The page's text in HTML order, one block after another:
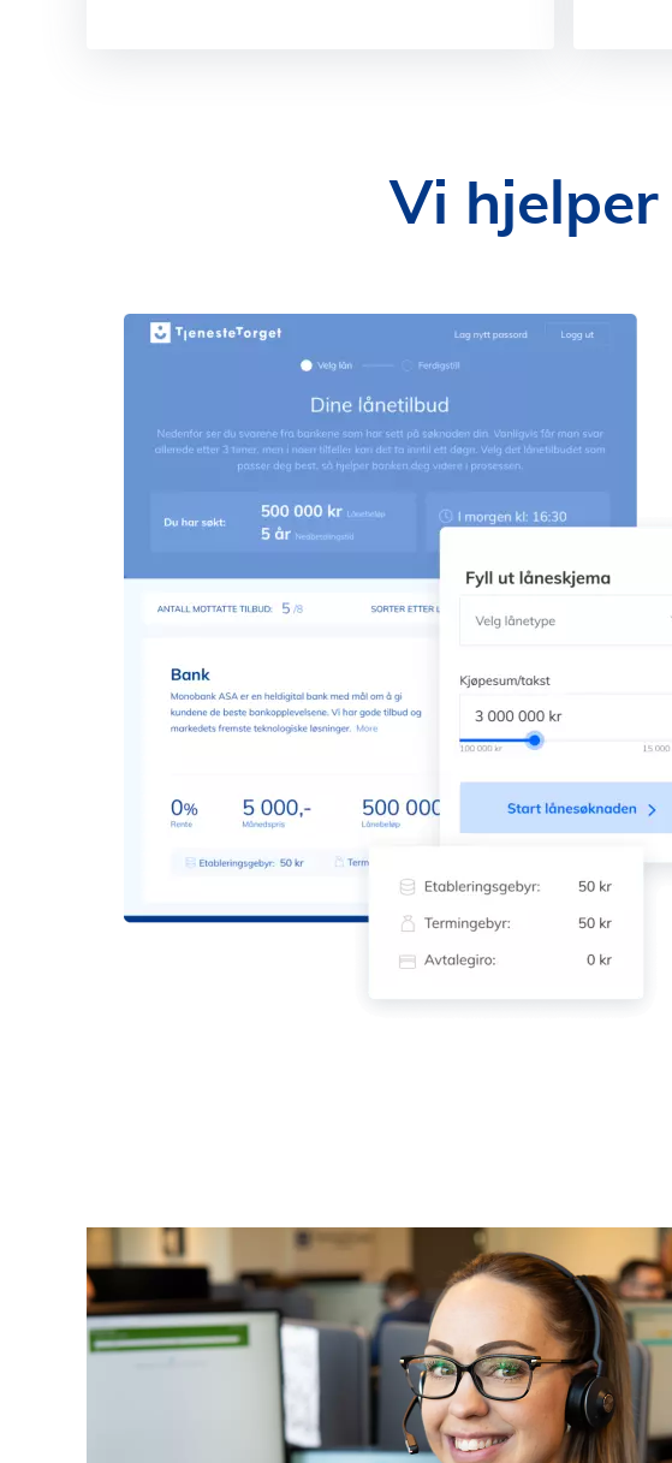
Vi